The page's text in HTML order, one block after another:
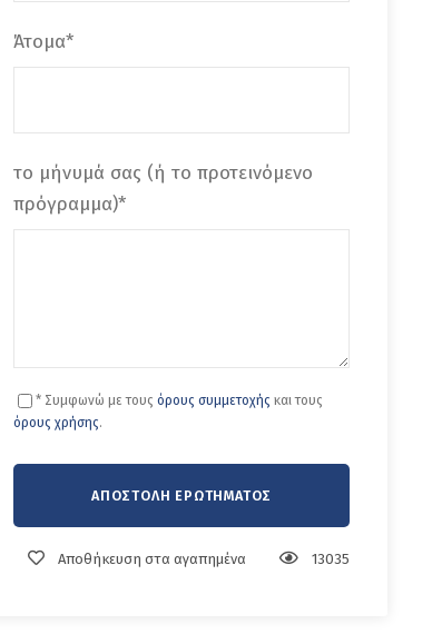
Άτομα*
το μήνυμά σας (ή το προτεινόμενο
πρόγραμμα)*
* Συμφωνώ με τους όρους συμμετοχής και τους
όρους χρήσης.
Αποθήκευση στα αγαπημένα 13035